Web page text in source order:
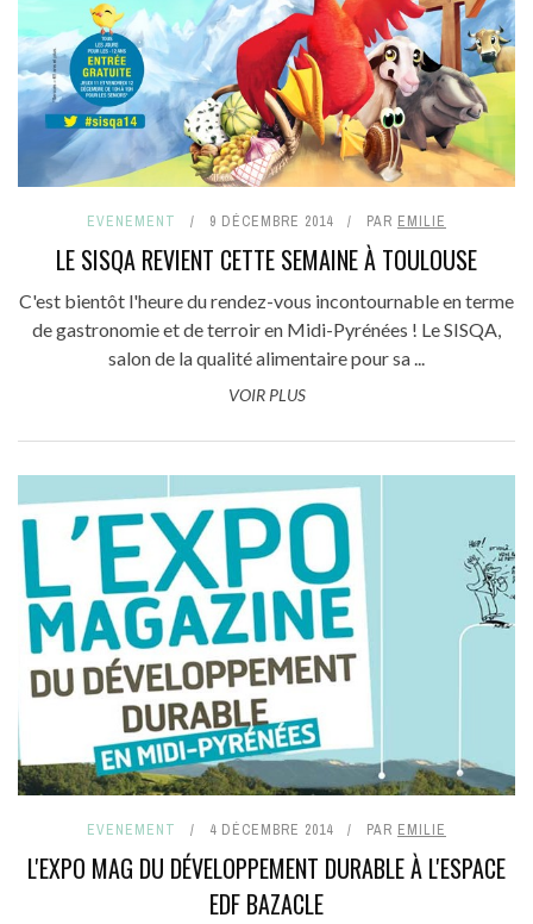
EVENEMENT 9 DÉCEMBRE 2014 PAR EMILIE
LE SISQA REVIENT CETTE SEMAINE À TOULOUSE
C'est bientôt l'heure du rendez-vous incontournable en terme
de gastronomie et de terroir en Midi-Pyrénées ! Le SISQA,
salon de la qualité alimentaire pour sa ...
VOIR PLUS
EVENEMENT 4 DÉCEMBRE 2014 PAR EMILIE
L'EXPO MAG DU DÉVELOPPEMENT DURABLE À L'ESPACE
EDF BAZACLE